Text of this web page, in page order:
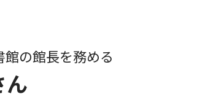
館の館長を務める
ん